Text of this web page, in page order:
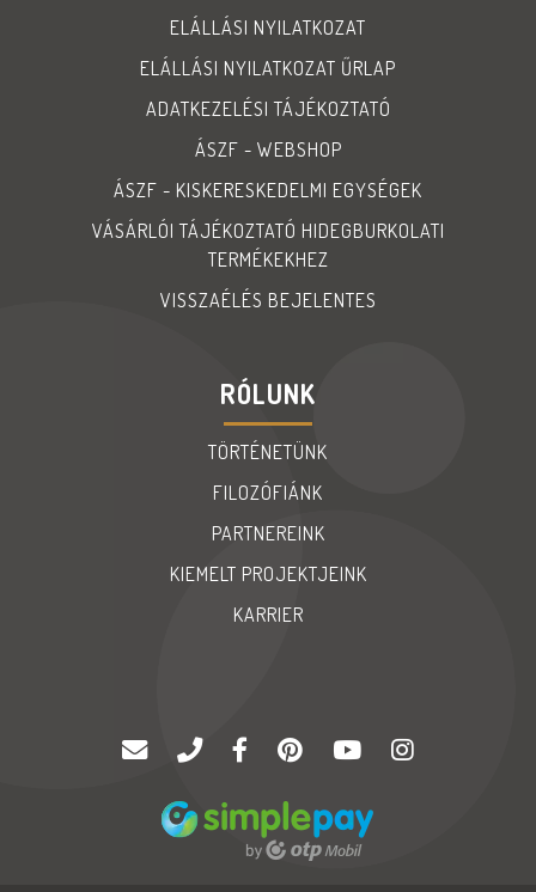
ELÁLLÁSI NYILATKOZAT
ELÁLLÁSI NYILATKOZAT ŰRLAP
ADATKEZELÉSI TÁJÉKOZTATÓ
ÁSZF - WEBSHOP
ÁSZF - KISKERESKEDELMI EGYSÉGEK
VÁSÁRLÓI TÁJÉKOZTATÓ HIDEGBURKOLATI
TERMÉKEKHEZ
VISSZAÉLÉS BEJELENTES
RÓLUNK
TÖRTÉNETÜNK
FILOZÓFIÁNK
PARTNEREINK
KIEMELT PROJEKTJEINK
KARRIER